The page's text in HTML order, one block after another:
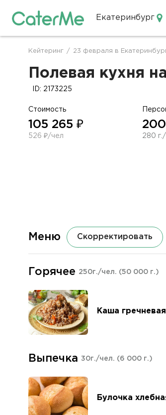
Екатеринбург
Строка
навигации
Кейтеринг / 23 февраля в
Полевая кухня
ID: 2173225
Стоимость
105 265 ₽
526 ₽/чел
200
280
Меню Скорректировать
Горячее 250г./чел. (50 000 г.)
Каша
Выпечка 30г./чел. (6 000 г.)
Булочка